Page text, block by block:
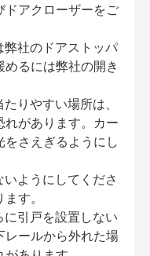
ドアクローザーをご
社のドアストッパ
るには弊社の開き
りやすい場所は、
があります。カー
さえぎるようにし
ようにしてくださ
す。
引戸を設置しない
レールから外れた場